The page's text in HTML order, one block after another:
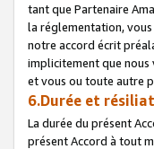
tant que Partenaire
la réglementation,
notre accord écrit
implicitement que nous
et vous ou toute autre
6.Durée et
La durée du présent
présent Accord à tout